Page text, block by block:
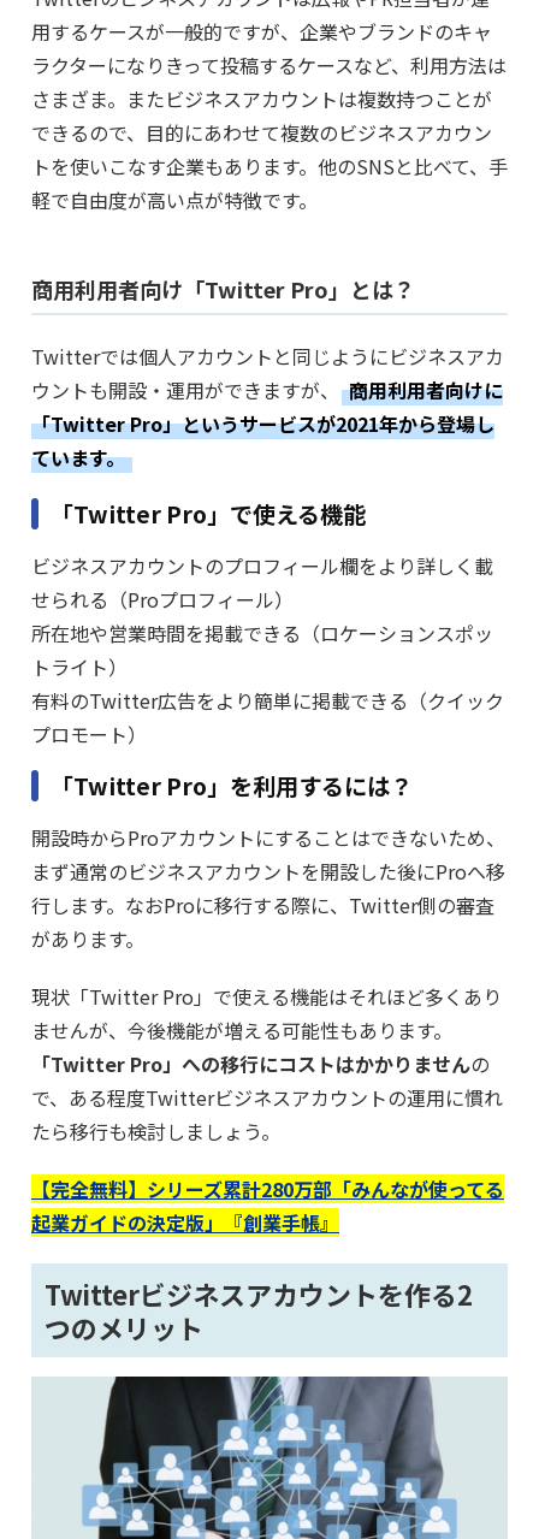
用するケースが一般的ですが、企業やブランドのキャ
ラクターになりきって投稿するケースなど、利用方法は
さまざま。またビジネスアカウントは複数持つことが
できるので、目的にあわせて複数のビジネスアカウン
トを使いこなす企業もあります。他のSNSと比べて、手
軽で自由度が高い点が特徴です。
商用利用者向け「Twitter Pro」とは？
Twitterでは個人アカウントと同じようにビジネスアカ
ウントも開設・運用ができますが、
商用利用者向けに
「Twitter Pro」というサービスが2021年から登場し
ています。
「Twitter Pro」で使える機能
ビジネスアカウントのプロフィール欄をより詳しく載
せられる（Proプロフィール）
所在地や営業時間を掲載できる（ロケーションスポッ
トライト）
有料のTwitter広告をより簡単に掲載できる（クイック
プロモート）
「Twitter Pro」を利用するには？
開設時からProアカウントにすることはできないため、
まず通常のビジネスアカウントを開設した後にProへ移
行します。なおProに移行する際に、Twitter側の審査
があります。
現状「Twitter Pro」で使える機能はそれほど多くあり
ませんが、今後機能が増える可能性もあります。
「Twitter Pro」への移行にコストはかかりませんの
で、ある程度Twitterビジネスアカウントの運用に慣れ
たら移行も検討しましょう。
【完全無料】シリーズ累計280万部「みんなが使ってる
起業ガイドの決定版」『創業手帳』
Twitterビジネスアカウントを作る2
つのメリット